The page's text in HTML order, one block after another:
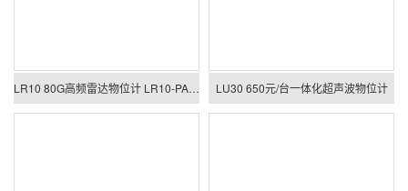
LR10 80G高频雷达物位计 LR10-PAAAA05G1AA91 LU30 650元/台一体化超声波物位计